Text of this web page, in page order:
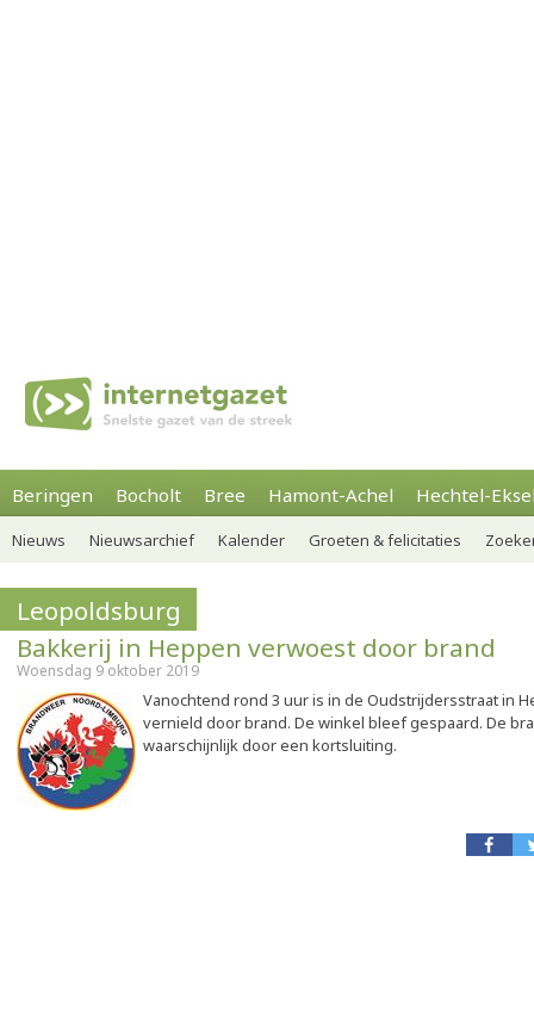
Beringen Bocholt Bree Hamont-Achel Hechtel-
Nieuws Nieuwsarchief Kalender Groeten & felicitaties
Leopoldsburg
Bakkerij in Heppen verwoest door brand
Woensdag 9 oktober 2019
Vanochtend rond 3 uur is in de Oudstrijdersstraat in
vernield door brand. De winkel bleef gespaard. De
waarschijnlijk door een kortsluiting.